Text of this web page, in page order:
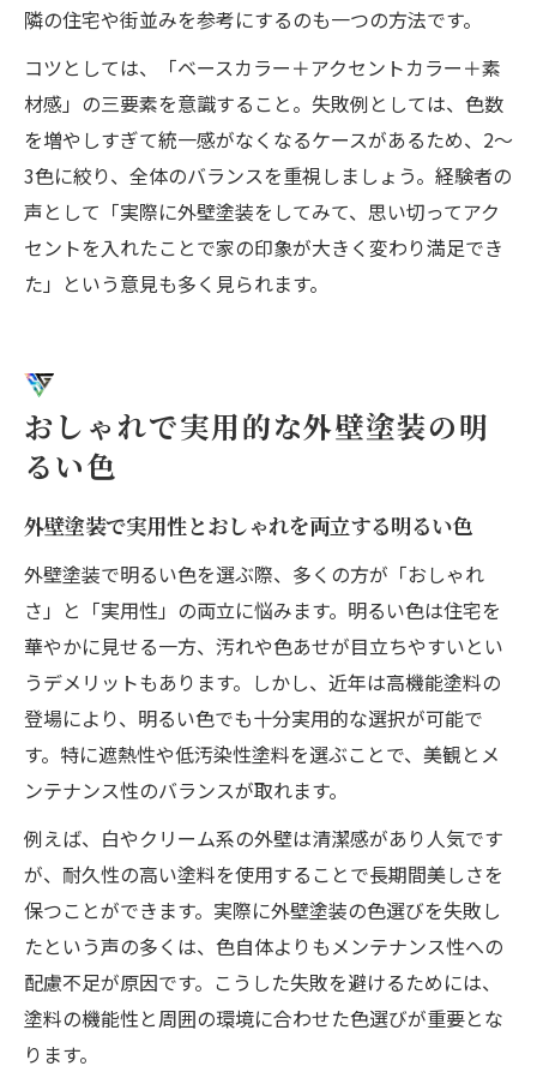
隣の住宅や街並みを参考にするのも一つの方法です。
コツとしては、「ベースカラー＋アクセントカラー＋素
材感」の三要素を意識すること。失敗例としては、色数
を増やしすぎて統一感がなくなるケースがあるため、2〜
3色に絞り、全体のバランスを重視しましょう。経験者の
声として「実際に外壁塗装をしてみて、思い切ってアク
セントを入れたことで家の印象が大きく変わり満足でき
た」という意見も多く見られます。
おしゃれで実用的な外壁塗装の明
るい色
外壁塗装で実用性とおしゃれを両立する明るい色
外壁塗装で明るい色を選ぶ際、多くの方が「おしゃれ
さ」と「実用性」の両立に悩みます。明るい色は住宅を
華やかに見せる一方、汚れや色あせが目立ちやすいとい
うデメリットもあります。しかし、近年は高機能塗料の
登場により、明るい色でも十分実用的な選択が可能で
す。特に遮熱性や低汚染性塗料を選ぶことで、美観とメ
ンテナンス性のバランスが取れます。
例えば、白やクリーム系の外壁は清潔感があり人気です
が、耐久性の高い塗料を使用することで長期間美しさを
保つことができます。実際に外壁塗装の色選びを失敗し
たという声の多くは、色自体よりもメンテナンス性への
配慮不足が原因です。こうした失敗を避けるためには、
塗料の機能性と周囲の環境に合わせた色選びが重要とな
ります。